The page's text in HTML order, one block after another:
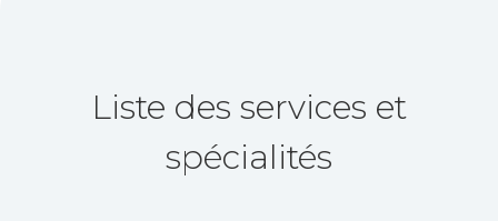
Liste des services et
spécialités